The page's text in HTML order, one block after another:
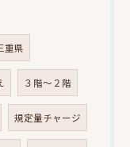
重県
３階～２階
規定量チャージ